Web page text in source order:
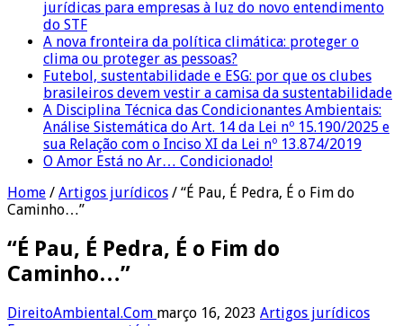
jurídicas para empresas à luz do novo entendimento
do STF
A nova fronteira da política climática: proteger o
clima ou proteger as pessoas?
Futebol, sustentabilidade e ESG: por que os clubes
brasileiros devem vestir a camisa da sustentabilidade
A Disciplina Técnica das Condicionantes Ambientais:
Análise Sistemática do Art. 14 da Lei nº 15.190/2025 e
sua Relação com o Inciso XI da Lei nº 13.874/2019
O Amor Está no Ar… Condicionado!
Home / Artigos jurídicos / “É Pau, É Pedra, É o Fim do
Caminho…”
“É Pau, É Pedra, É o Fim do
Caminho…”
DireitoAmbiental.Com março 16, 2023 Artigos jurídicos